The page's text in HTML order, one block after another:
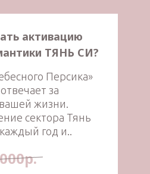
активацию
ТЯНЬ СИ?
Персика»
за
жизни.
сектора Тянь
год и..